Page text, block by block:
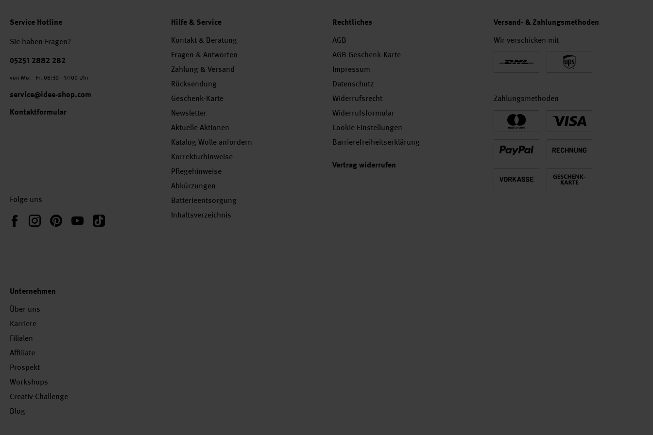
Service Hotline
Sie haben Fragen?
Telefonnummer
05251 2882 282
von Mo. - Fr. 08:30 - 17:00 Uhr
service@idee-shop.com
Kontaktformular
Folge uns
FacebookInstagramPinterestYouTubeTikTok
Hilfe & Service
Kontakt & Beratung
Fragen & Antworten
Zahlung & Versand
Rücksendung
Geschenk-Karte
Newsletter
Aktuelle Aktionen
Katalog Wolle anfordern
Korrekturhinweise
Pflegehinweise
Abkürzungen
Batterieentsorgung
Inhaltsverzeichnis
Rechtliches
AGB
AGB Geschenk-Karte
Impressum
Datenschutz
Widerrufsrecht
Widerrufsformular
Cookie Einstellungen
Barrierefreiheitserklärung
Vertrag widerrufen
Versand- & Zahlungsmethoden
Wir verschicken mit
Zahlungsmethoden
Unternehmen
Über uns
Karriere
Filialen
Affiliate
Prospekt
Workshops
Creativ-Challenge
Blog